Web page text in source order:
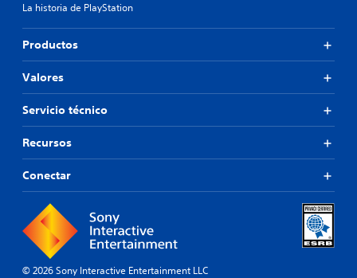
La historia de PlayStation
Productos
Valores
Servicio técnico
Recursos
Conectar
© 2026 Sony Interactive Entertainment LLC